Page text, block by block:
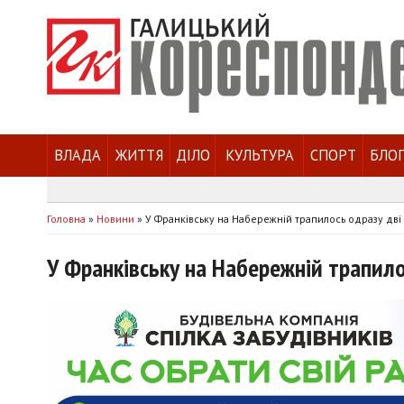
ВЛАДА ЖИТТЯ ДІЛО КУЛЬТУРА СПОРТ
Головна » Новини » У Франківську на Набережній трапилось одразу дві
У Франківську на Набережній